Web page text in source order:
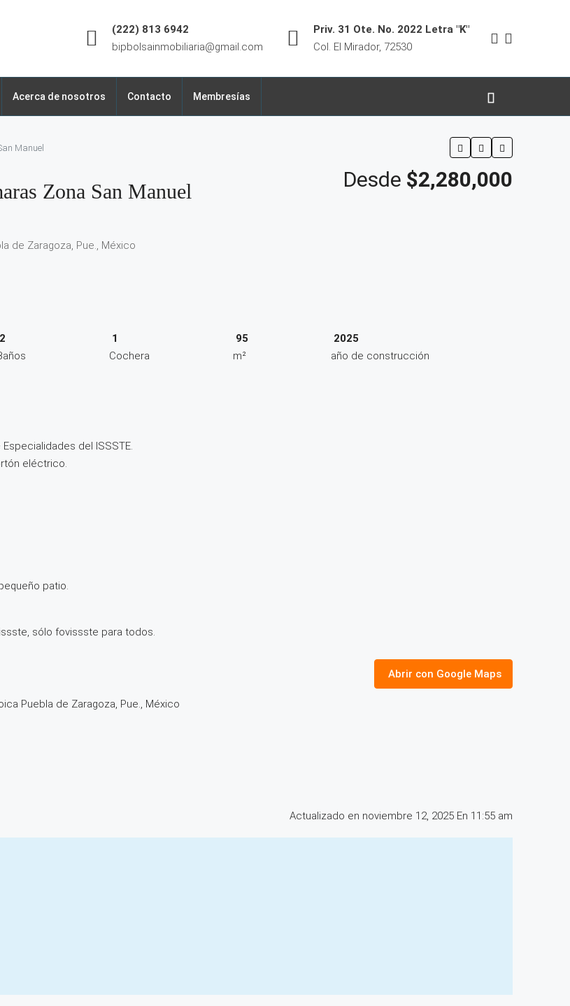
(222) 813 6942
bipbolsainmobiliaria@gmail.com
Priv. 31 Ote. No. 2022 Letra "K"
Col. El Mirador, 72530
Acerca de nosotros Contacto Membresías
Manuel
Zona San Manuel Desde $2,280,000
de Zaragoza, Pue., México
2
1
Cochera
95
m²
2025
año de construcción
del ISSSTE.
eléctrico.
patio.
sólo fovissste para todos.
Abrir con Google Maps
Puebla de Zaragoza, Pue., México
Actualizado en noviembre 12, 2025 En 11:55 am